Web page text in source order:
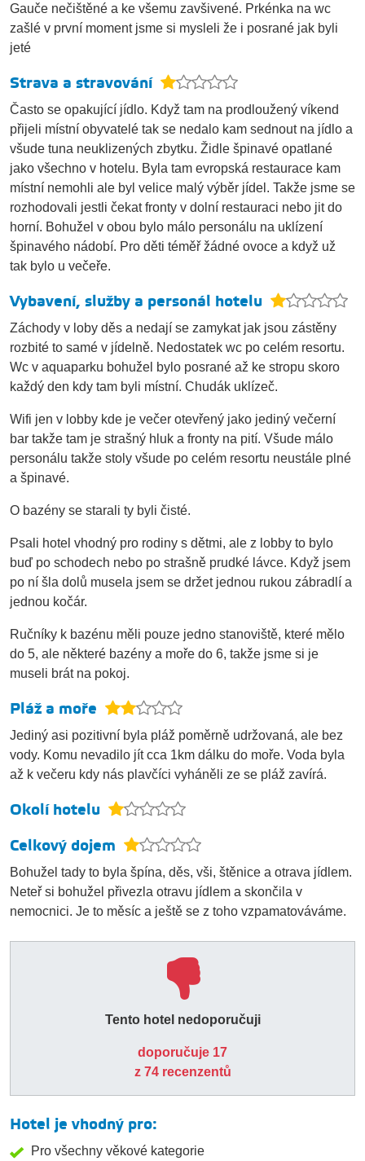
Gauče nečištěné a ke všemu zavšivené. Prkénka na wc
zašlé v první moment jsme si mysleli že i posrané jak byli
jeté
Strava a stravování
Často se opakující jídlo. Když tam na prodloužený víkend
přijeli místní obyvatelé tak se nedalo kam sednout na jídlo a
všude tuna neuklizených zbytku. Židle špinavé opatlané
jako všechno v hotelu. Byla tam evropská restaurace kam
místní nemohli ale byl velice malý výběr jídel. Takže jsme se
rozhodovali jestli čekat fronty v dolní restauraci nebo jit do
horní. Bohužel v obou bylo málo personálu na uklízení
špinavého nádobí. Pro děti téměř žádné ovoce a když už
tak bylo u večeře.
Vybavení, služby a personál hotelu
Záchody v loby děs a nedají se zamykat jak jsou zástěny
rozbité to samé v jídelně. Nedostatek wc po celém resortu.
Wc v aquaparku bohužel bylo posrané až ke stropu skoro
každý den kdy tam byli místní. Chudák uklízeč.
Wifi jen v lobby kde je večer otevřený jako jediný večerní
bar takže tam je strašný hluk a fronty na pití. Všude málo
personálu takže stoly všude po celém resortu neustále plné
a špinavé.
O bazény se starali ty byli čisté.
Psali hotel vhodný pro rodiny s dětmi, ale z lobby to bylo
buď po schodech nebo po strašně prudké lávce. Když jsem
po ní šla dolů musela jsem se držet jednou rukou zábradlí a
jednou kočár.
Ručníky k bazénu měli pouze jedno stanoviště, které mělo
do 5, ale některé bazény a moře do 6, takže jsme si je
museli brát na pokoj.
Pláž a moře
Jediný asi pozitivní byla pláž poměrně udržovaná, ale bez
vody. Komu nevadilo jít cca 1km dálku do moře. Voda byla
až k večeru kdy nás plavčíci vyháněli ze se pláž zavírá.
Okolí hotelu
Celkový dojem
Bohužel tady to byla špína, děs, vši, štěnice a otrava jídlem.
Neteř si bohužel přivezla otravu jídlem a skončila v
nemocnici. Je to měsíc a ještě se z toho vzpamatováváme.
Tento hotel nedoporučuji
doporučuje 17
z 74 recenzentů
Hotel je vhodný pro:
Pro všechny věkové kategorie